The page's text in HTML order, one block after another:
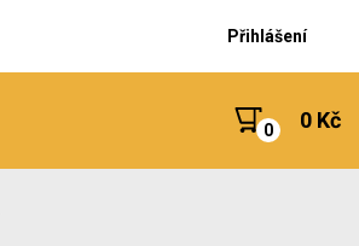
Přihlášení
0 Kč